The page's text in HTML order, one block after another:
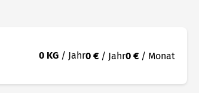
0 KG / Jahr0 € / Jahr0 € / Monat